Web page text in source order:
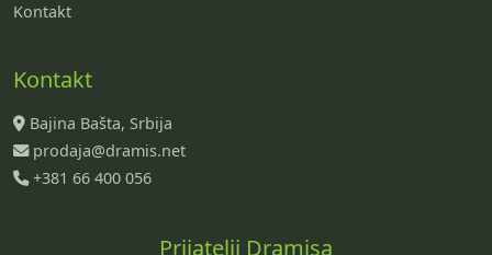
Kontakt
Kontakt
Bajina Bašta, Srbija
prodaja@dramis.net
+381 66 400 056
Prijatelji Dramisa